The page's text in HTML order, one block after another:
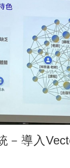
導入